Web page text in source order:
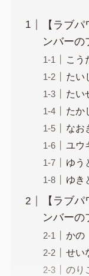
【ラブ
ンバーの
こう
たい
たい
たか
なお
ユウ
ゆう
ゆき
【ラブ
ンバーの
かの
せい
のり